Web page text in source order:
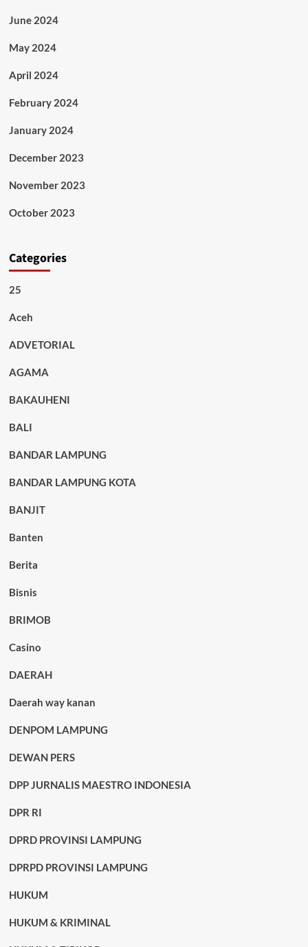
June 2024
May 2024
April 2024
February 2024
January 2024
December 2023
November 2023
October 2023
Categories
25
Aceh
ADVETORIAL
AGAMA
BAKAUHENI
BALI
BANDAR LAMPUNG
BANDAR LAMPUNG KOTA
BANJIT
Banten
Berita
Bisnis
BRIMOB
Casino
DAERAH
Daerah way kanan
DENPOM LAMPUNG
DEWAN PERS
DPP JURNALIS MAESTRO INDONESIA
DPR RI
DPRD PROVINSI LAMPUNG
DPRPD PROVINSI LAMPUNG
HUKUM
HUKUM & KRIMINAL